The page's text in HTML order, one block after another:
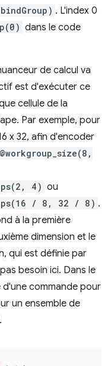
. L'index 0
dans le code
de calcul va
est d'exécuter ce
cellule de la
Par exemple, pour
x 32, afin d'encoder
@workgroup_size(8,
4) ou
/ 8, 32 / 8) .
à la première
dimension et le
qui est définie par
besoin ici. Dans le
d'une commande pour
un ensemble de